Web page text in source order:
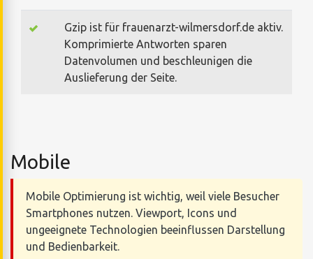
Gzip ist für frauenarzt-wilmersdorf.de aktiv.
Komprimierte Antworten sparen
Datenvolumen und beschleunigen die
Auslieferung der Seite.
Mobile
Mobile Optimierung ist wichtig, weil viele Besucher
Smartphones nutzen. Viewport, Icons und
ungeeignete Technologien beeinflussen Darstellung
und Bedienbarkeit.